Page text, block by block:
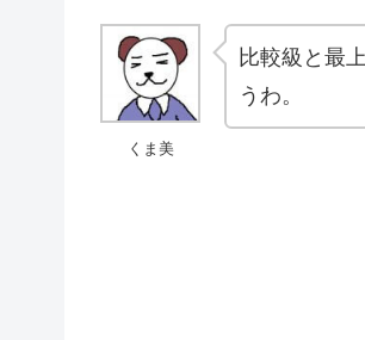
くま美
比較級と最
うわ。